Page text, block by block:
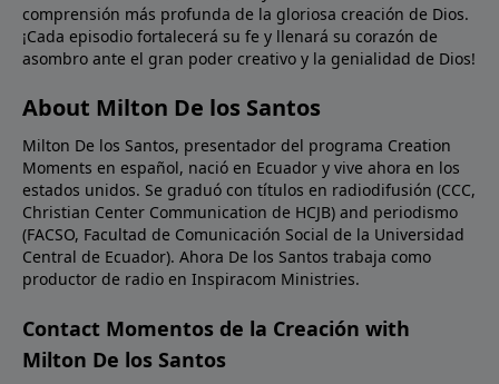
palabras de Jesús a Nicodemo, si la Biblia nos habla
de cosas terrenales y no las creemos, ¿cómo
podremos creer en la Biblia cuando nos habla de las
cosas celestiales?Oración: Señor, creemos; ayuda
nuestra incredulidad. Llénanos de un nuevo aprecio
por Tu Palabra para que podamos ser instruidos por
Ti en toda verdad. En Nombre de Cristo Jesús.
Amén.Imagen: Isaac Newton's experiment on light.
comprensión más profunda de la gloriosa creación de Dios.
¡Cada episodio fortalecerá su fe y llenará su corazón de
asombro ante el gran poder creativo y la genialidad de Dios!
About Milton De los Santos
Milton De los Santos, presentador del programa Creation
Moments en español, nació en Ecuador y vive ahora en los
estados unidos. Se graduó con títulos en radiodifusión (CCC,
Christian Center Communication de HCJB) and periodismo
(FACSO, Facultad de Comunicación Social de la Universidad
Central de Ecuador). Ahora De los Santos trabaja como
productor de radio en Inspiracom Ministries.
Contact Momentos de la Creación with
Milton De los Santos